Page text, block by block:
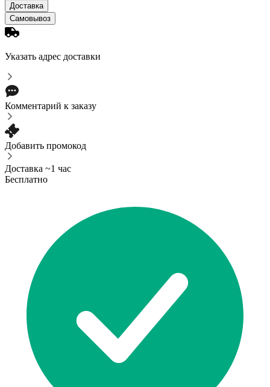
Доставка
Самовывоз
Указать адрес доставки
Комментарий к заказу
Добавить промокод
Доставка ~1 час
Бесплатно